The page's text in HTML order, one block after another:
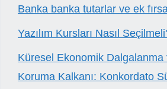
Banka banka tutarlar ve ek
Yazılım Kursları Nasıl
Küresel Ekonomik Dalgalanma
Koruma Kalkanı: Konkordato